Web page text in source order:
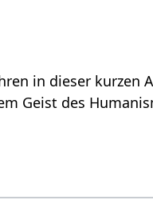
Ehren‏‎ - was und warum? Informationen und Anregungen zum